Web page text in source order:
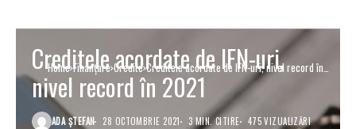
Home Finanţare Credite Creditele acordate de IFN-uri, nivel record în
2021
Creditele acordate de IFN-uri,
nivel record în 2021
ADA ȘTEFAN 28 OCTOMBRIE 2021 3 MIN. CITIRE 475 VIZUALIZĂRI